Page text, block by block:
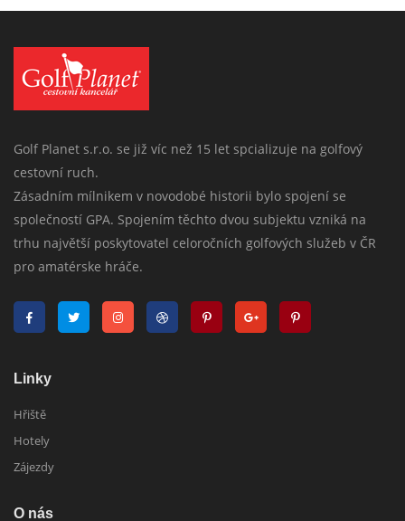
Golf Planet s.r.o. se již víc než 15 let spcializuje na golfový
cestovní ruch.
Zásadním mílnikem v novodobé historii bylo spojení se
společností GPA. Spojením těchto dvou subjektu vzniká na
trhu najvětší poskytovatel celoročních golfových služeb v ČR
pro amatérske hráče.
Linky
Hřiště
Hotely
Zájezdy
O nás